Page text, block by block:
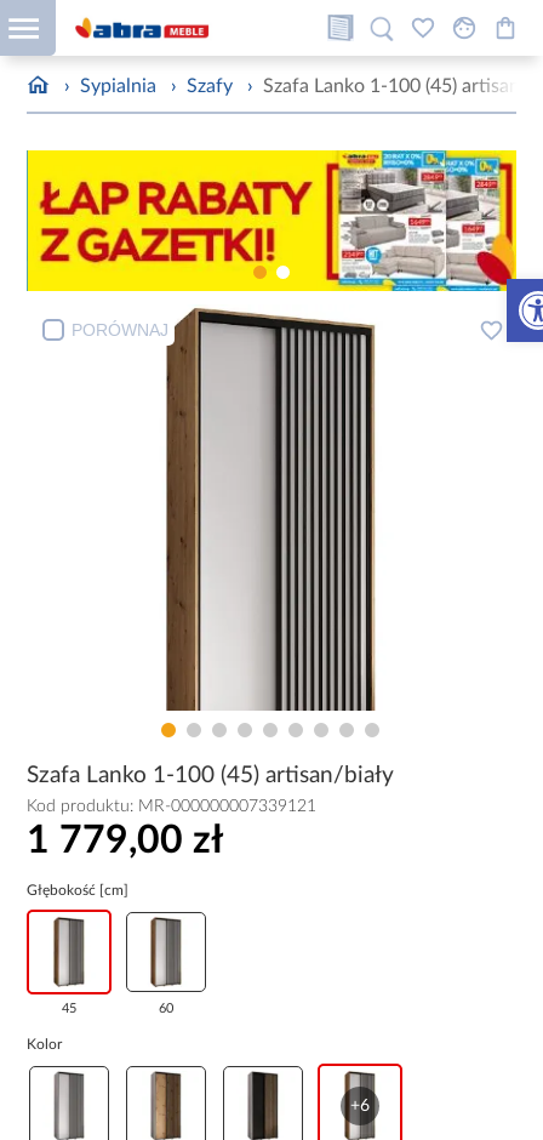
› Sypialnia › Szafy › Szafa Lanko 1-100 (45) artisan/
PORÓWNAJ
Szafa Lanko 1-100 (45) artisan/biały
Kod produktu: MR-000000007339121
1 779,00 zł
Głębokość [cm]
45 60
Kolor
+6